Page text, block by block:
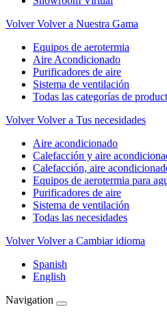
Volver Volver a Nuestra Gama
Equipos de aerotermia
Aire Acondicionado
Purificadores de aire
Sistema de ventilación
Todas las categorías de
Volver Volver a Tus necesidades
Aire acondicionado
Calefacción y aire
Calefacción, aire
Equipos de aerotermia para
Purificadores de aire
Sistema de ventilación
Todas las necesidades
Volver Volver a Cambiar idioma
Spanish
English
Navigation